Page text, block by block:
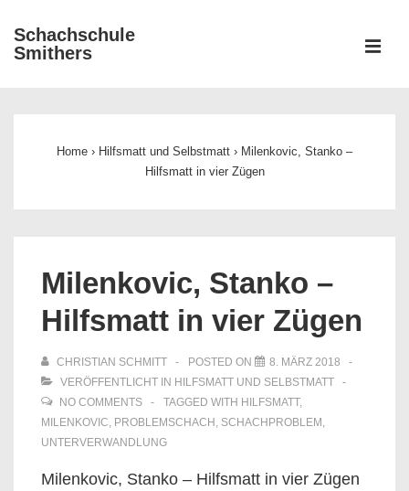
Zum
Inhalt
Schachschule
Smithers
Home › Hilfsmatt und Selbstmatt › Milenkovic, Stanko –
Hilfsmatt in vier Zügen
Milenkovic, Stanko –
Hilfsmatt in vier Zügen
CHRISTIAN SCHMITT POSTED ON
8. MÄRZ 2018
VERÖFFENTLICHT IN HILFSMATT UND SELBSTMATT
NO COMMENTS
TAGGED WITH HILFSMATT,
MILENKOVIC, PROBLEMSCHACH , SCHACHPROBLEM ,
UNTERVERWANDLUNG
Milenkovic, Stanko – Hilfsmatt in vier Zügen